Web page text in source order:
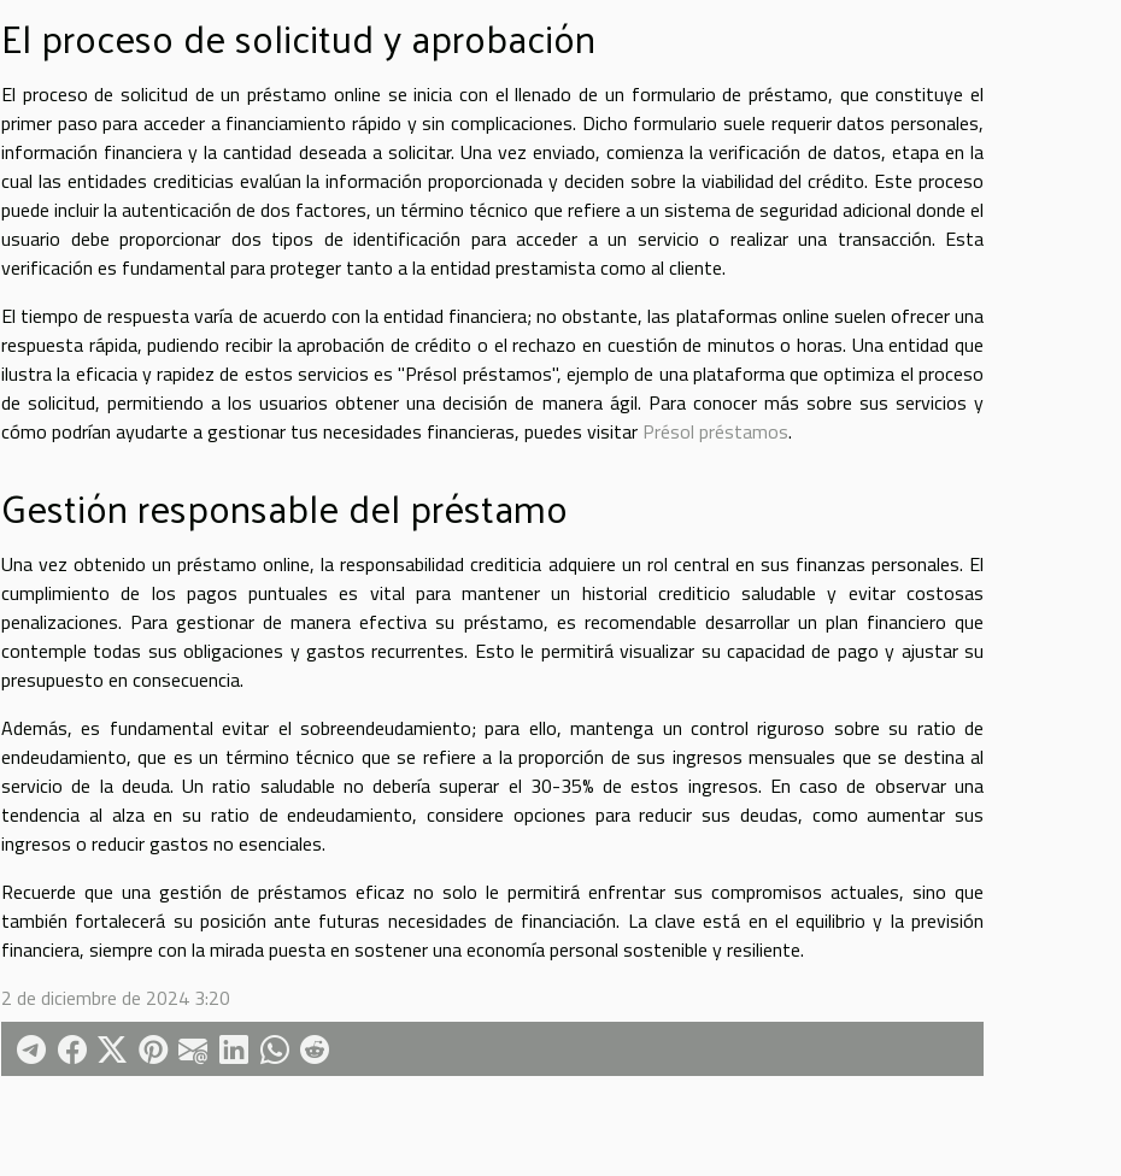
El proceso de solicitud y aprobación
El proceso de solicitud de un préstamo online se inicia con el llenado de un formulario de préstamo, que constituye el
primer paso para acceder a financiamiento rápido y sin complicaciones. Dicho formulario suele requerir datos personales,
información financiera y la cantidad deseada a solicitar. Una vez enviado, comienza la verificación de datos, etapa en la
cual las entidades crediticias evalúan la información proporcionada y deciden sobre la viabilidad del crédito. Este proceso
puede incluir la autenticación de dos factores, un término técnico que refiere a un sistema de seguridad adicional donde el
usuario debe proporcionar dos tipos de identificación para acceder a un servicio o realizar una transacción. Esta
verificación es fundamental para proteger tanto a la entidad prestamista como al cliente.
El tiempo de respuesta varía de acuerdo con la entidad financiera; no obstante, las plataformas online suelen ofrecer una
respuesta rápida, pudiendo recibir la aprobación de crédito o el rechazo en cuestión de minutos o horas. Una entidad que
ilustra la eficacia y rapidez de estos servicios es "Présol préstamos", ejemplo de una plataforma que optimiza el proceso
de solicitud, permitiendo a los usuarios obtener una decisión de manera ágil. Para conocer más sobre sus servicios y
cómo podrían ayudarte a gestionar tus necesidades financieras, puedes visitar Présol préstamos.
Gestión responsable del préstamo
Una vez obtenido un préstamo online, la responsabilidad crediticia adquiere un rol central en sus finanzas personales. El
cumplimiento de los pagos puntuales es vital para mantener un historial crediticio saludable y evitar costosas
penalizaciones. Para gestionar de manera efectiva su préstamo, es recomendable desarrollar un plan financiero que
contemple todas sus obligaciones y gastos recurrentes. Esto le permitirá visualizar su capacidad de pago y ajustar su
presupuesto en consecuencia.
Además, es fundamental evitar el sobreendeudamiento; para ello, mantenga un control riguroso sobre su ratio de
endeudamiento, que es un término técnico que se refiere a la proporción de sus ingresos mensuales que se destina al
servicio de la deuda. Un ratio saludable no debería superar el 30-35% de estos ingresos. En caso de observar una
tendencia al alza en su ratio de endeudamiento, considere opciones para reducir sus deudas, como aumentar sus
ingresos o reducir gastos no esenciales.
Recuerde que una gestión de préstamos eficaz no solo le permitirá enfrentar sus compromisos actuales, sino que
también fortalecerá su posición ante futuras necesidades de financiación. La clave está en el equilibrio y la previsión
financiera, siempre con la mirada puesta en sostener una economía personal sostenible y resiliente.
2 de diciembre de 2024 3:20